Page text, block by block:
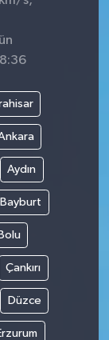
Aydın
Bayburt
Bolu
Çankırı
Düzce